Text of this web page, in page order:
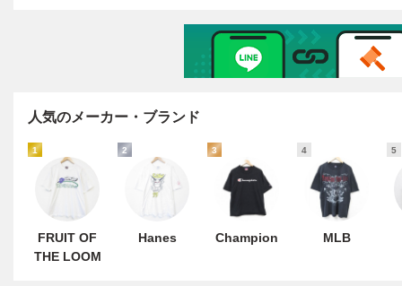
人気のメーカー・ブランド
1
FRUIT OF
THE LOOM
2
Hanes
3
Champion
4
MLB
5